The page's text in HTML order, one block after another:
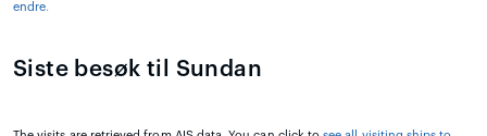
endre.
Siste besøk til Sundan